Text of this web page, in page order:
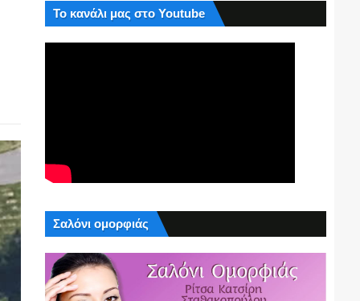
Το κανάλι μας στο Youtube
Σαλόνι ομορφιάς